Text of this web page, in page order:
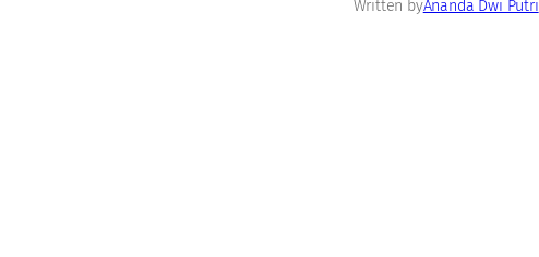
Written byAnanda Dwi Putri